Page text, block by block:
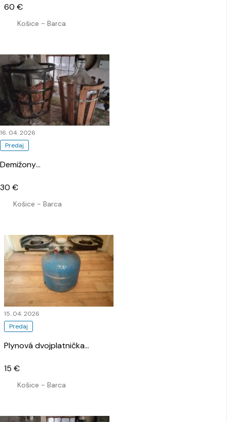
Košice - Barca
60 €
Predaj
16. 04. 2026
Demižony…
Košice - Barca
30 €
Predaj
15. 04. 2026
Plynová dvojplatnička…
Košice - Barca
15 €